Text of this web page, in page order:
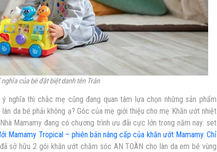
nghĩa của bé đặt biệt danh tên Trân
nghĩa thì chắc mẹ cũng đang quan tâm lựa chọn những sản phẩm
da bé phải không ạ? Góc của mẹ giới thiệu cho mẹ Khăn ướt nhiệt
Mamamy đang có chương trình ưu đãi cực lớn trong năm nay: set
Mamamy Tropical – phiên bản nâng cấp của khăn ướt Mamamy. Chỉ
sở hữu 2 gói khăn ướt chăm sóc AN TOÀN cho làn da em bé vùng